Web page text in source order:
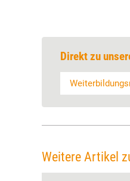
Direkt zu
Weitere Artikel